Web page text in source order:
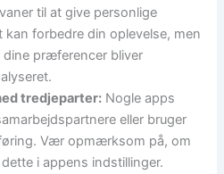
til at give personlige
kan forbedre din oplevelse, men
dine præferencer bliver
tredjeparter: Nogle apps
eller bruger
Vær opmærksom på, om
i appens indstillinger.